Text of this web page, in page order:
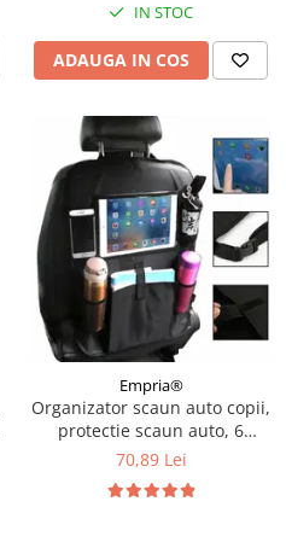
IN STOC
ADAUGA IN COS
Empria®
Organizator scaun auto copii,
protectie scaun auto, 6
buzunare, 60x42 cm, Empria,
70,89 Lei